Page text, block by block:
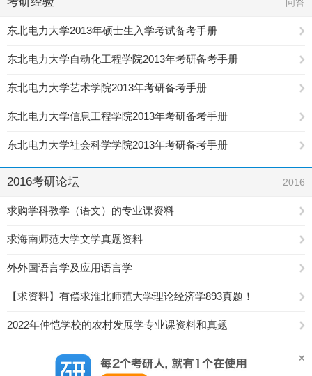
东北电力大学2013年硕士生入学考试备考手册
东北电力大学自动化工程学院2013年考研备考手册
东北电力大学艺术学院2013年考研备考手册
东北电力大学信息工程学院2013年考研备考手册
东北电力大学社会科学学院2013年考研备考手册
2016考研论坛 2016
求购学科教学（语文）的专业课资料
求海南师范大学文学真题资料
外外国语言学及应用语言学
【求资料】有偿求淮北师范大学理论经济学893真题！
2022年仲恺学校的农村发展学专业课资料和真题